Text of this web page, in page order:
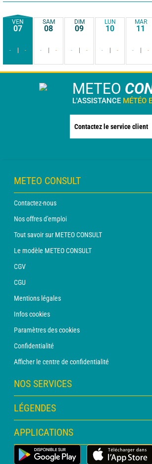
VEN
07
- -
SAM
08
- -
DIM
09
- -
LUN
10
- -
MAR
11
- -
METEO
L'ASSISTANCE MÉTÉO
Contactez le service client
METEO CONSULT
Contactez-nous
Nos offres d'emploi
Tout savoir sur METEO CONSULT
Le modèle METEO CONSULT
CGV
CGU
Mentions légales
Infos cookies
Paramètres des cookies
Confidentialité
Afficher le centre de confidentialité
NOS SERVICES
Abonnement METEO Xpert
Abonnement METEO PRO
Consultation avec un prévisionniste
Bulletin PRO
LÉGENDES
Légende des cartes
Légende des pictogrammes
Glossaire
APPLICATIONS
Application Météo Terrestre